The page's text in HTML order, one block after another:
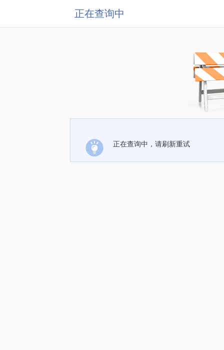
正在查询中
正在查询中，请刷新重试